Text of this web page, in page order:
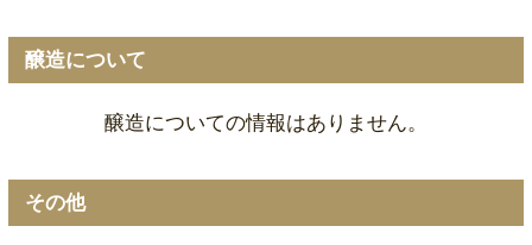
醸造について
醸造についての情報はありません。
その他